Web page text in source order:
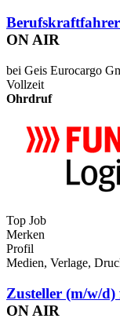
ON AIR
bei Geis Eurocargo
Vollzeit
Ohrdruf
Top Job
Merken
Profil
Medien, Verlage,
Zusteller (m/w/
ON AIR